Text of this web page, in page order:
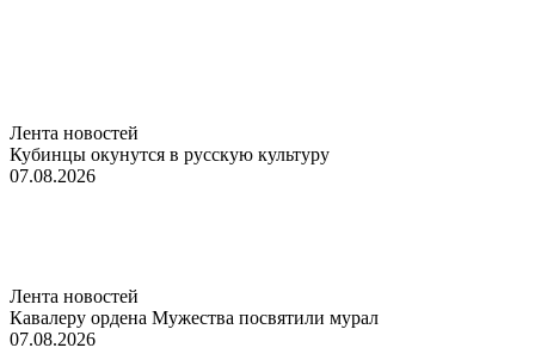
Лента новостей
Кубинцы окунутся в русскую культуру
07.08.2026
Лента новостей
Кавалеру ордена Мужества посвятили мурал
07.08.2026